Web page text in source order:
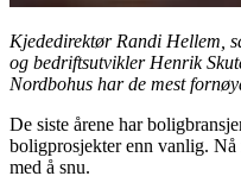
Kjededirektør Randi Hellem,
og bedriftsutvikler Henrik
Nordbohus har de mest
De siste årene har
boligprosjekter enn vanlig.
med å snu.